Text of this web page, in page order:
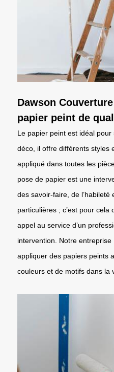
Dawson
papier peint de
Le papier peint est idéal
déco, il offre différents styles
appliqué dans toutes les
pose de papier est une
des savoir-faire, de l’habileté
particulières ; c’est pour cela
appel au service d’un
intervention. Notre
appliquer des papiers peints
couleurs et de motifs dans la